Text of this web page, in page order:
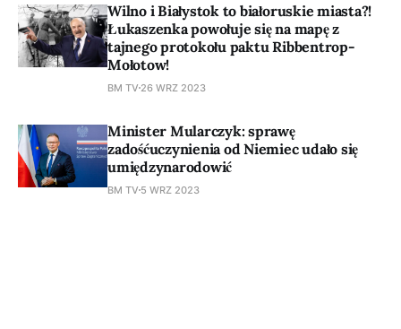
Wilno i Białystok to białoruskie miasta?!
Łukaszenka powołuje się na mapę z
tajnego protokołu paktu Ribbentrop-
Mołotow!
BM TV 26 WRZ 2023
Minister Mularczyk: sprawę
zadośćuczynienia od Niemiec udało się
umiędzynarodowić
BM TV 5 WRZ 2023